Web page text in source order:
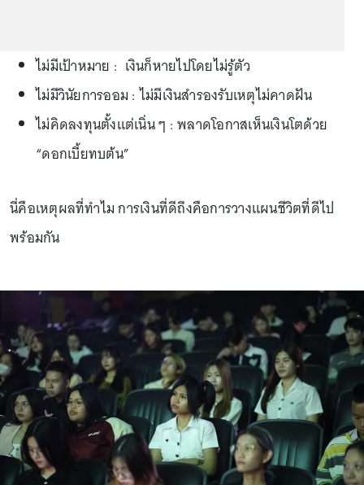
ไม่มีเป้าหมาย : เงินก็หายไปโดยไม่รู้ตัว
ไม่มีวินัยการออม : ไม่มีเงินสำรองรับเหตุไม่คาดฝัน
ไม่คิดลงทุนตั้งแต่เนิ่น ๆ : พลาดโอกาสเห็นเงินโตด้วย
“ดอกเบี้ยทบต้น”
นี่คือเหตุผลที่ทำไม การเงินที่ดีถึงคือการวางแผนชีวิตที่ดีไป
พร้อมกัน